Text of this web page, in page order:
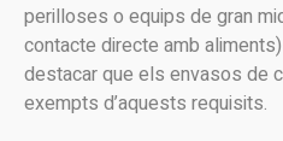
perilloses o equips de gran
contacte directe amb
destacar que els envasos de
exempts d’aquests requisits.